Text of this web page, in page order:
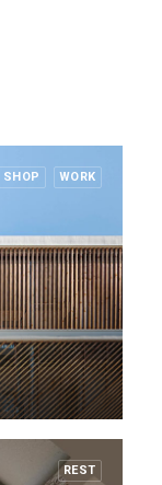
SHOP WORK
REST